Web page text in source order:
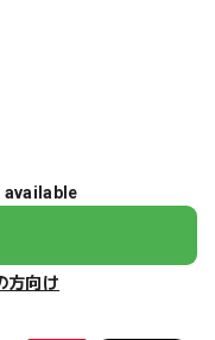
available
方向け